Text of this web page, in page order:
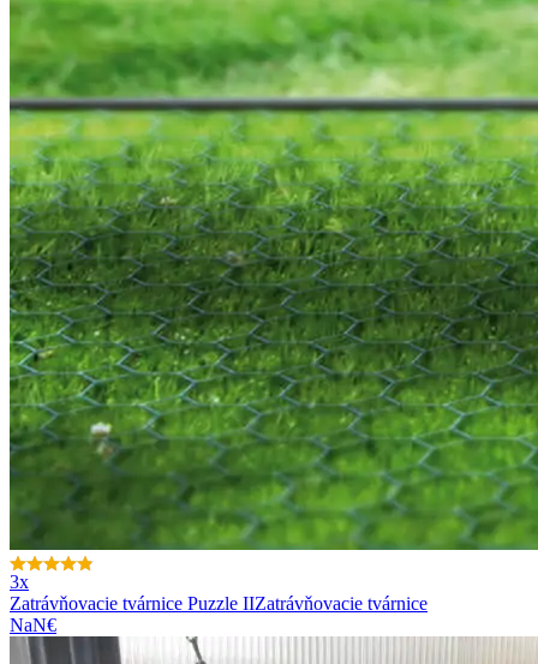
3x
Zatrávňovacie tvárnice Puzzle IIZatrávňovacie tvárnice
NaN€